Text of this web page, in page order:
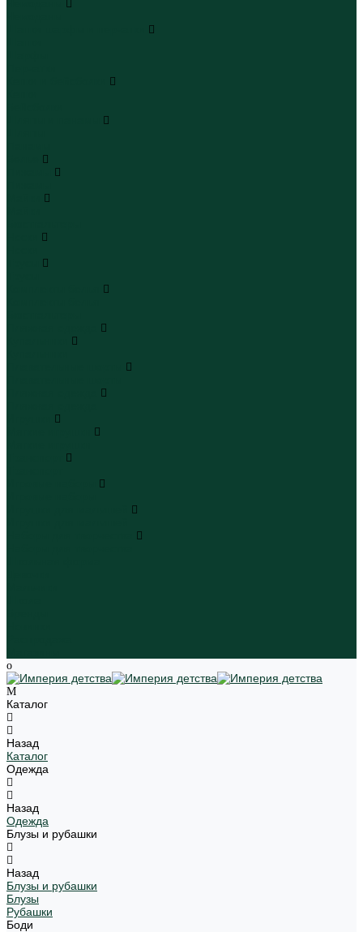
Каталог
Назад
Каталог
Одежда
Назад
Одежда
Блузы и рубашки
Назад
Блузы и рубашки
Блузы
Рубашки
Боди